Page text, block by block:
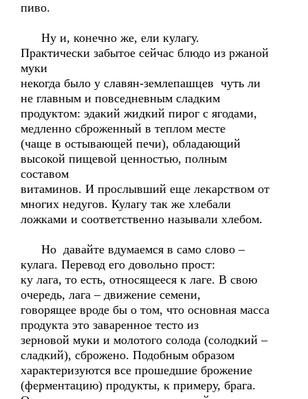
пиво.
Ну и, конечно же, ели кулагу.
Практически забытое сейчас блюдо из ржаной
муки
некогда было у славян-землепашцев чуть ли
не главным и повседневным сладким
продуктом: эдакий жидкий пирог с ягодами,
медленно сброженный в теплом месте
(чаще в остывающей печи), обладающий
высокой пищевой ценностью, полным
составом
витаминов. И прослывший еще лекарством от
многих недугов. Кулагу так же хлебали
ложками и соответственно называли хлебом.
Но давайте вдумаемся в само слово –
кулага. Перевод его довольно прост:
ку лага, то есть, относящееся к лаге. В свою
очередь, лага – движение семени,
говорящее вроде бы о том, что основная масса
продукта это заваренное тесто из
зерновой муки и молотого солода (солодкий –
сладкий), сброжено. Подобным образом
характеризуются все прошедшие брожение
(ферментацию) продукты, к примеру, брага.